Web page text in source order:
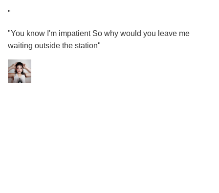
"
"You know I'm impatient So why would you leave me
waiting outside the station"